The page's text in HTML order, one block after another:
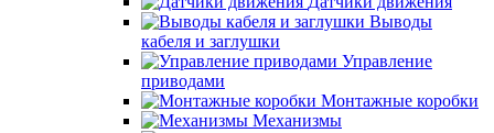
Выводы
кабеля и заглушки
Управление
приводами
Монтажные коробки
Механизмы